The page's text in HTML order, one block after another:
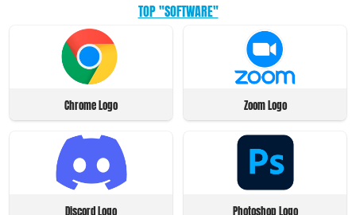
TOP "SOFTWARE"
Chrome Logo Zoom Logo
Discord Logo Photoshop Logo